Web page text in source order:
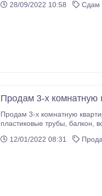
28/09/2022 10:58
Сдам
Продам 3-х комнатную
Продам 3-х комнатную квартиру. 4 мкр. Этаж (5/4), квартира тёплая, без
пластиковые трубы, балкон, все счётчики, интернет, кабельное, домофон, хороший ремонт, как на фотографиях. Соседи
12/01/2022 08:31